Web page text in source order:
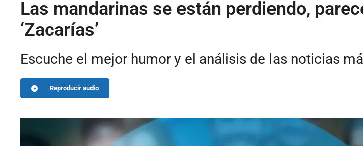
Las mandarinas se están perdiendo,
‘Zacarías’
Escuche el mejor humor y el análisis de las noticias
Reproducir audio